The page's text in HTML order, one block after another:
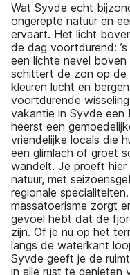
Wat Syvde echt
ongerepte natuur en
ervaart. Het licht
de dag voortdurend:
een lichte nevel
schittert de zon op de
kleuren lucht en
voortdurende
vakantie in Syvde een
heerst een
vriendelijke locals die
een glimlach of groet
wandelt. Je proeft
natuur, met
regionale
massatoerisme zorgt
gevoel hebt dat de
zijn. Of je nu op het
langs de waterkant
Syvde geeft je de
in alle rust te genieten